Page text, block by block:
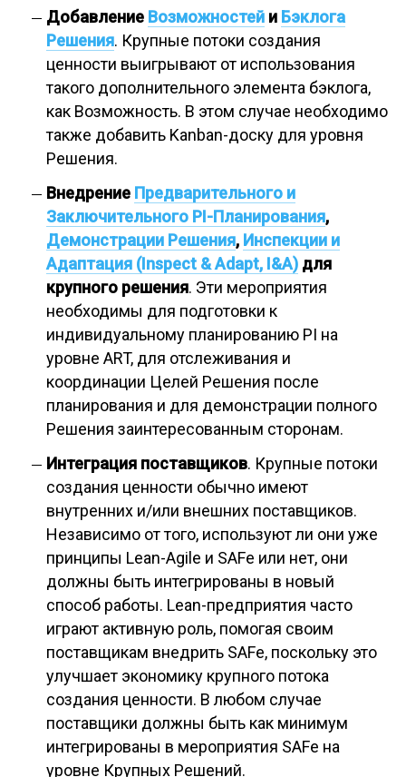
Добавление Возможностей и Бэклога
Решения. Крупные потоки создания
ценности выигрывают от использования
такого дополнительного элемента бэклога,
как Возможность. В этом случае необходимо
также добавить Kanban-доску для уровня
Решения.
Внедрение Предварительного и
Заключительного PI-Планирования,
Демонстрации Решения, Инспекции и
Адаптация (Inspect & Adapt, I&A) для
крупного решения. Эти мероприятия
необходимы для подготовки к
индивидуальному планированию PI на
уровне ART, для отслеживания и
координации Целей Решения после
планирования и для демонстрации полного
Решения заинтересованным сторонам.
Интеграция поставщиков. Крупные потоки
создания ценности обычно имеют
внутренних и/или внешних поставщиков.
Независимо от того, используют ли они уже
принципы Lean-Agile и SAFe или нет, они
должны быть интегрированы в новый
способ работы. Lean-предприятия часто
играют активную роль, помогая своим
поставщикам внедрить SAFe, поскольку это
улучшает экономику крупного потока
создания ценности. В любом случае
поставщики должны быть как минимум
интегрированы в мероприятия SAFe на
уровне Крупных Решений.